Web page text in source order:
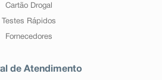
Cartão Drogal
Testes Rápidos
Fornecedores
de Atendimento